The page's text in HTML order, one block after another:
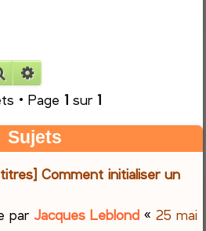
c
h
r
Rechercher
• Page 1 sur 1
Sujets
Comment initialiser un
parJacques Leblond «25 mai